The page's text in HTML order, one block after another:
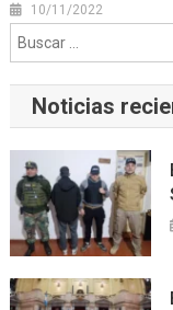
10/11/2022
Noticias